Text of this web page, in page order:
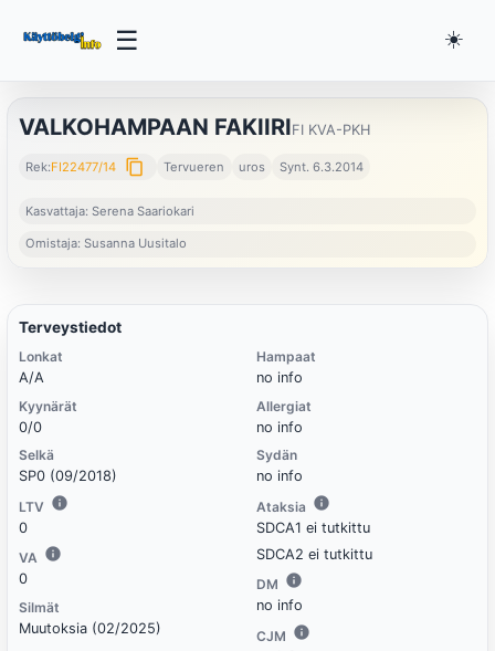
☰ ☀️
VALKOHAMPAAN FAKIIRIFI KVA-PKH
Rek:FI22477/14 content_copy Tervueren uros Synt. 6.3.2014
Kasvattaja: Serena Saariokari
Omistaja: Susanna Uusitalo
Terveystiedot
Lonkat
A/A
Kyynärät
0/0
Selkä
SP0 (09/2018)
LTV
0
VA
0
Silmät
Muutoksia (02/2025)
Hampaat
no info
Allergiat
no info
Sydän
no info
Ataksia
SDCA1 ei tutkittu
SDCA2 ei tutkittu
DM
no info
CJM